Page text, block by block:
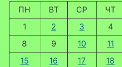
ПН ВТ СР ЧТ
1
2 3 4
8
9 10 11
15
16 17 18